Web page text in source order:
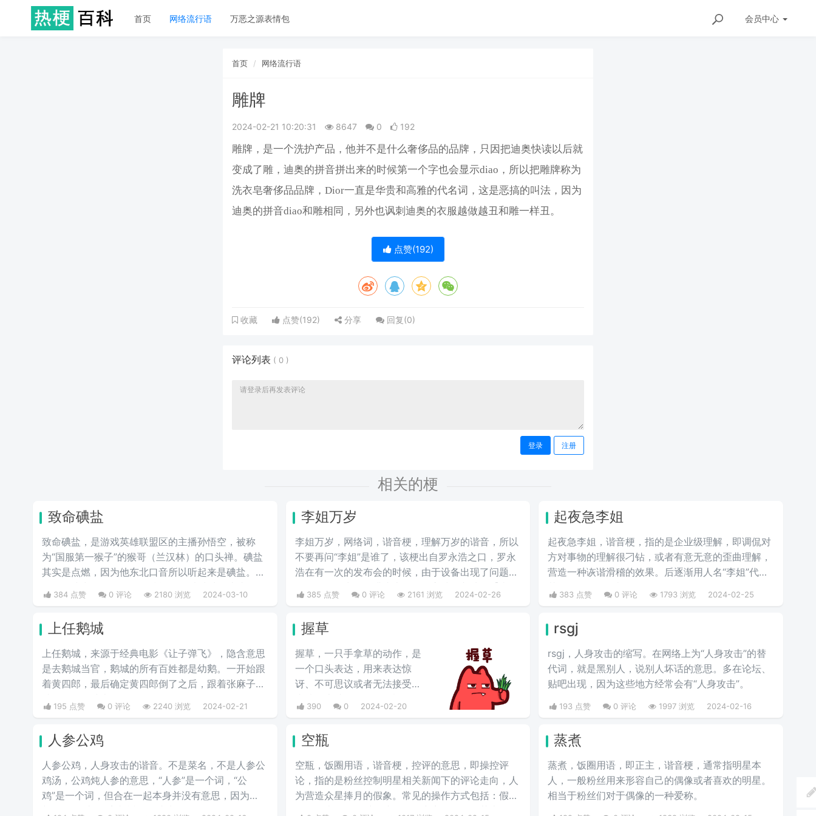
首页 网络流行语 万恶之源表情包 会员中心
首页 网络流行语
雕牌
2024-02-21 10:20:31 8647 0 192
雕牌，是一个洗护产品，他并不是什么奢侈品的品牌，只因把迪奥快读以后就
变成了雕，迪奥的拼音拼出来的时候第一个字也会显示diao，所以把雕牌称为
洗衣皂奢侈品品牌，Dior一直是华贵和高雅的代名词，这是恶搞的叫法，因为
迪奥的拼音diao和雕相同，另外也讽刺迪奥的衣服越做越丑和雕一样丑。
点赞(192)
收藏 点赞(192) 分享 回复(0)
评论列表 ( 0 )
登录 注册
相关的梗
致命碘盐
致命碘盐，是游戏英雄联盟区的主播孙悟空，被称
为“国服第一猴子”的猴哥（兰汉林）的口头禅。碘盐
其实是点燃，因为他东北口音所以听起来是碘盐。点
害。
384 点赞 0 评论 2180 浏览 2024-03-10
李姐万岁
李姐万岁，网络词，谐音梗，理解万岁的谐音，所以
不要再问“李姐”是谁了，该梗出自罗永浩之口，罗永
浩在有一次的发布会的时候，由于设备出现了问题，
在现场频频出错，满头大汗的罗永浩不断地说【李姐
万岁】来缓解尴尬，然后被一些锤子的粉丝疯狂传
【李姐万岁】这样的字眼，可以说相当沙雕了，哈哈
哈哈哈哈哈哈哈。
385 点赞 0 评论 2161 浏览 2024-02-26
起夜急李姐
起夜急李姐，谐音梗，指的是企业级理解，即调侃对
方对事物的理解很刁钻，或者有意无意的歪曲理解，
营造一种诙谐滑稽的效果。后逐渐用人名“李姐”代
383 点赞 0 评论 1793 浏览 2024-02-25
上任鹅城
上任鹅城，来‌‌‌‌‌‌‌‌‌源于经典电影《让子弹飞》，隐含意思
是去鹅城当官，鹅城的所有百姓都是幼鹅。一开始跟
着黄四郎，最后确定黄四郎倒了之后，跟着张麻子，
195 点赞 0 评论 2240 浏览 2024-02-21
握草
握草，一只手拿草的动作，是
一个口头表达，用来表达惊
讶、不可思议或者无法接受的
并不是骂人的意思。
390 0 2024-02-20
rsgj
rsgj，人身攻击的缩写。在网络上为“人身攻击”的替
代词，就是黑别人，说别人坏话的意思。多在论坛、
贴吧出现，因为这些地方经常会有“人身攻击”。
193 点赞 0 评论 1997 浏览 2024-02-16
人参公鸡
人参公鸡，人身攻击的谐音。不是菜名，不是人参公
鸡汤，公鸡炖人参的意思，“人参”是一个词，“公
鸡”是一个词，但合在一起本身并没有意思，因为
与“人身攻击”发音相近，而成为一个的网络用语，在
空瓶
空瓶，饭圈用语，谐音梗，控评的意思，即操控评
论，指的是粉丝控制明星相关新闻下的评论走向，人
为营造众星捧月的假象。常见的操作方式包括：假装
蒸煮
蒸煮，饭圈用语，即正主，谐音梗，通常指明星本
人，一般粉丝用来形容自己的偶像或者喜欢的明星。
相当于粉丝们对于偶像的一种爱称。